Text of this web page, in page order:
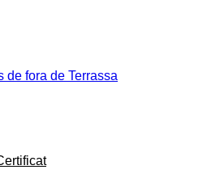
de fora de Terrassa